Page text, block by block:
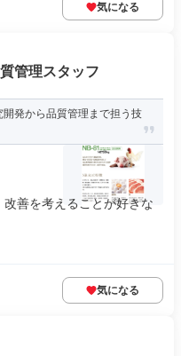
気になる
管理スタッフ
発から品質管理まで担う技
善を考えることが好きな
気になる